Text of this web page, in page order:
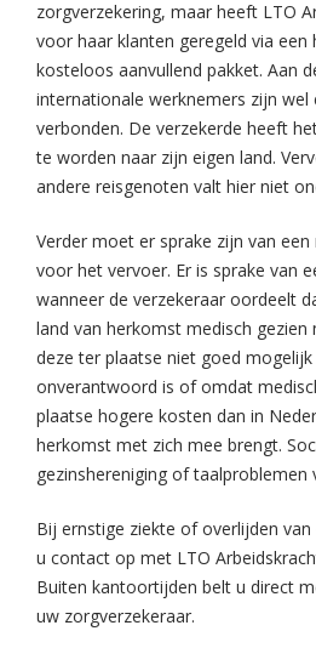
zorgverzekering, maar heeft LTO
voor haar klanten geregeld via een
kosteloos aanvullend pakket. Aan
internationale werknemers zijn
verbonden. De verzekerde heeft
te worden naar zijn eigen land.
andere reisgenoten valt hier niet
Verder moet er sprake zijn van
voor het vervoer. Er is sprake van
wanneer de verzekeraar oordeelt
land van herkomst medisch
deze ter plaatse niet goed
onverantwoord is of omdat
plaatse hogere kosten dan in
herkomst met zich mee brengt.
gezinshereniging of taalproblemen
Bij ernstige ziekte of overlijden
u contact op met LTO
Buiten kantoortijden belt u direct
uw zorgverzekeraar.